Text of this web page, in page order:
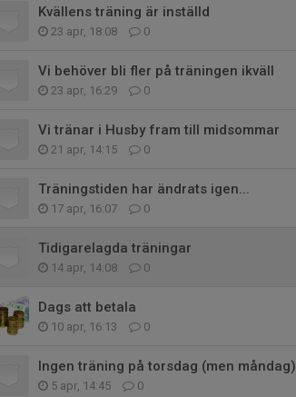
Kvällens träning är inställd
23 apr, 18:08 0
Vi behöver bli fler på träningen ikväll
23 apr, 16:29 0
Vi tränar i Husby fram till midsommar
21 apr, 14:15 0
Träningstiden har ändrats igen...
17 apr, 16:07 0
Tidigarelagda träningar
14 apr, 14:08 0
Dags att betala
10 apr, 16:13 0
Ingen träning på torsdag (men måndag)
5 apr, 14:45 0